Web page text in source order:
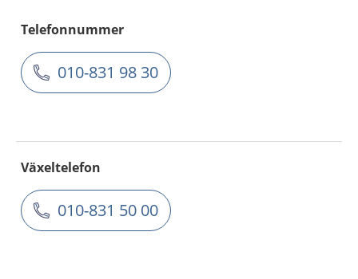
Telefonnummer
010-831 98 30
Växeltelefon
010-831 50 00